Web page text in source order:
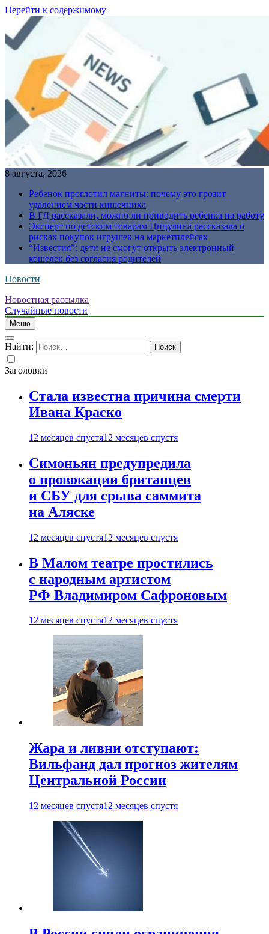
Перейти к содержимому
8 августа, 2026
Ребенок проглотил магниты: почему это грозит
удалением части кишечника
В ГД рассказали, можно ли приводить ребенка на работу
Эксперт по детским товарам Цицулина рассказала о
рисках покупок игрушек на маркетплейсах
“Известия”: дети не смогут открыть электронный
кошелек без согласия родителей
Новости
Новостная рассылка
Случайные новости
Меню
Найти:
Заголовки
Стала известна причина смерти
Ивана Краско
12 месяцев спустя12 месяцев спустя
Симоньян предупредила
о провокации британцев
и СБУ для срыва саммита
на Аляске
12 месяцев спустя12 месяцев спустя
В Малом театре простились
с народным артистом
РФ Владимиром Сафроновым
12 месяцев спустя12 месяцев спустя
Жара и ливни отступают:
Вильфанд дал прогноз жителям
Центральной России
12 месяцев спустя12 месяцев спустя